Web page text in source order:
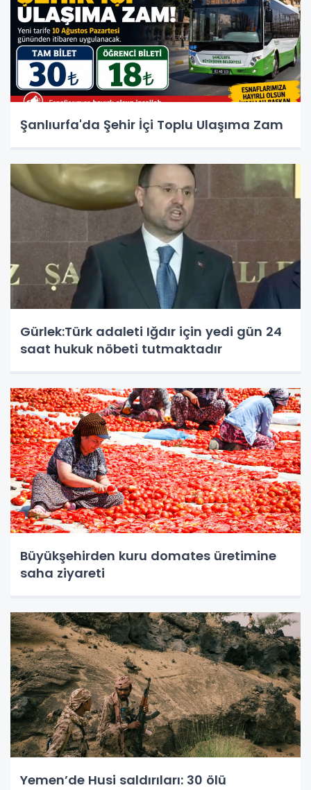
Şanlıurfa'da Şehir İçi Toplu Ulaşıma Zam
Gürlek:Türk adaleti Iğdır için yedi gün 24
saat hukuk nöbeti tutmaktadır
Büyükşehirden kuru domates üretimine
saha ziyareti
Yemen’de Husi saldırıları: 30 ölü